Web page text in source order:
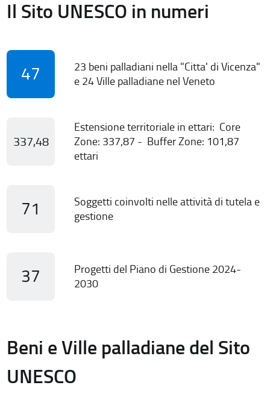
Il Sito UNESCO in numeri
47
23 beni palladiani nella "Citta' di Vicenza"
e 24 Ville palladiane nel Veneto
337,48
Estensione territoriale in ettari: Core
Zone: 337,87 - Buffer Zone: 101,87
ettari
71
Soggetti coinvolti nelle attività di tutela e
gestione
37
Progetti del Piano di Gestione 2024-
2030
Beni e Ville palladiane del Sito
UNESCO